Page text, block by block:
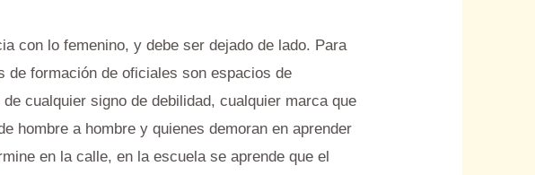
con lo femenino, y debe ser dejado de lado. Para
de formación de oficiales son espacios de
cualquier signo de debilidad, cualquier marca que
hombre a hombre y quienes demoran en aprender
en la calle, en la escuela se aprende que el